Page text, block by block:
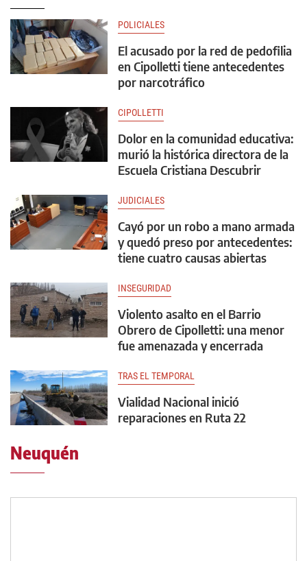
POLICIALES
El acusado por la red de pedofilia
en Cipolletti tiene antecedentes
por narcotráfico
CIPOLLETTI
Dolor en la comunidad educativa:
murió la histórica directora de la
Escuela Cristiana Descubrir
JUDICIALES
Cayó por un robo a mano armada
y quedó preso por antecedentes:
tiene cuatro causas abiertas
INSEGURIDAD
Violento asalto en el Barrio
Obrero de Cipolletti: una menor
fue amenazada y encerrada
TRAS EL TEMPORAL
Vialidad Nacional inició
reparaciones en Ruta 22
Neuquén